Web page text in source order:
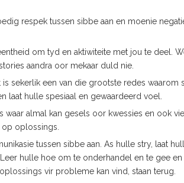
respek tussen sibbe aan en moenie
om tyd en aktiwiteite met jou te deel.
aandra oor mekaar duld nie.
is sekerlik een van die grootste redes
laat hulle spesiaal en gewaardeerd voel.
waar almal kan gesels oor kwessies en ook
oplossings.
tussen sibbe aan. As hulle stry, laat
hulle hoe om te onderhandel en te gee
vir probleme kan vind, staan terug.